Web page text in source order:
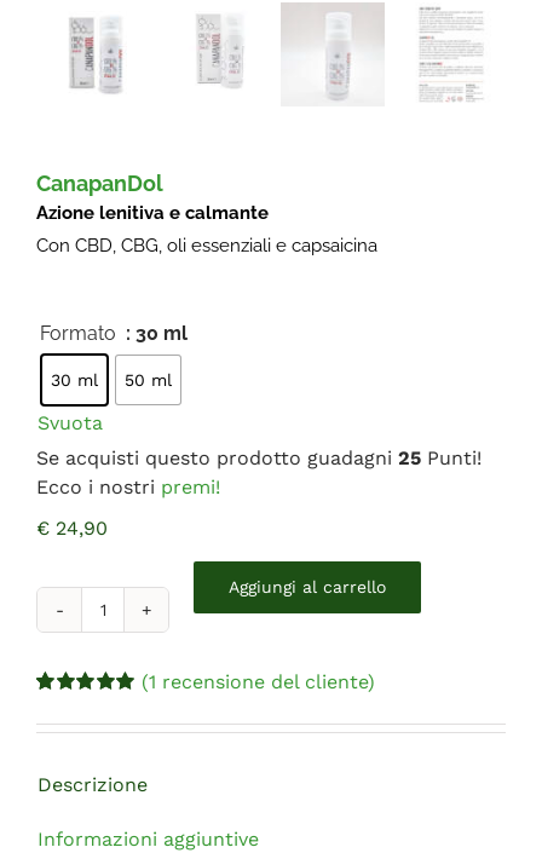
CanapanDol
Azione lenitiva e calmante
Con CBD, CBG, oli essenziali e capsaicina
Formato : 30 ml
30 ml 50 ml
Svuota
Se acquisti questo prodotto guadagni 25 Punti!
Ecco i nostri premi!
€ 24,90
CanapanDol
quantità
Aggiungi al carrello
su 5 su base di
(1 recensione del cliente)
Descrizione
Informazioni aggiuntive